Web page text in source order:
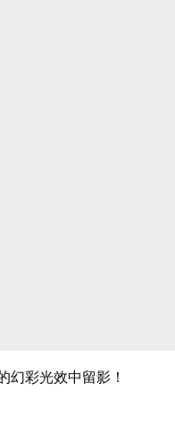
幻彩光效中留影！